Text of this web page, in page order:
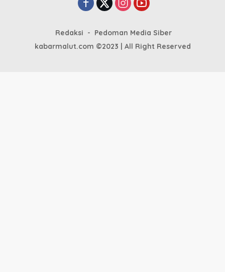
Redaksi
Pedoman Media Siber
kabarmalut.com ©2023 | All Right Reserved